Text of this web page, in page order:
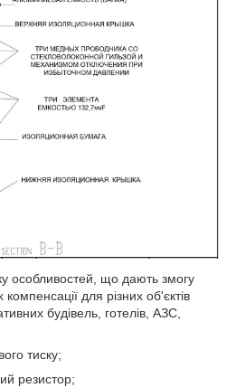
особливостей, що дають змогу
для різних об'єктів
будівель, готелів, АЗС,
тиску;
резистор;